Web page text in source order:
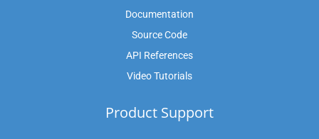
Documentation
Source Code
API References
Video Tutorials
Product Support